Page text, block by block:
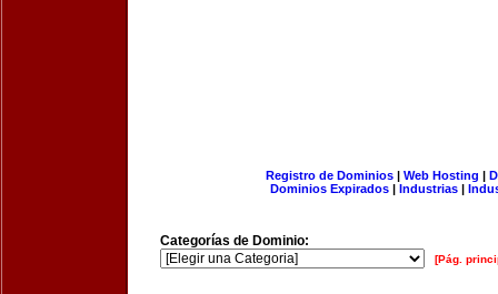
Registro de Dominios| Web Hosting |
Dominios Expirados | Industrias |
Categorías de Dominio:
[Pág.